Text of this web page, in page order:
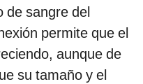
de sangre del
permite que el
aunque de
su tamaño y el